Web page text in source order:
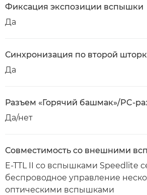
Фиксация экспозиции вспышки
Да
Синхронизация по второй
Да
Разъем «Горячий башмак»/PC-
Да/нет
Совместимость со внешними
E-TTL II со вспышками Speedlite
беспроводное управление
оптическими вспышками